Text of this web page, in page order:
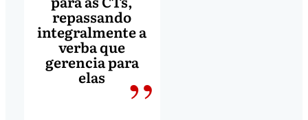
repassando
integralmente a
verba que
gerencia para
elas